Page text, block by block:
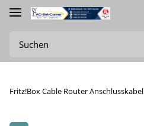
Fritz!Box Cable Router Anschlusskabel